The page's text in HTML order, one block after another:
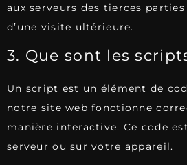
aux serveurs des tierces
d’une visite ultérieure.
3. Que sont les
Un script est un élément de
notre site web fonctionne
manière interactive. Ce code
serveur ou sur votre appareil.